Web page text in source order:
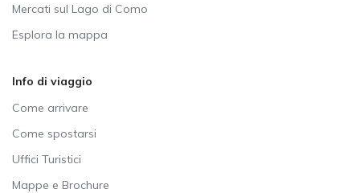
Mercati sul Lago di Como
Esplora la mappa
Info di viaggio
Come arrivare
Come spostarsi
Uffici Turistici
Mappe e Brochure